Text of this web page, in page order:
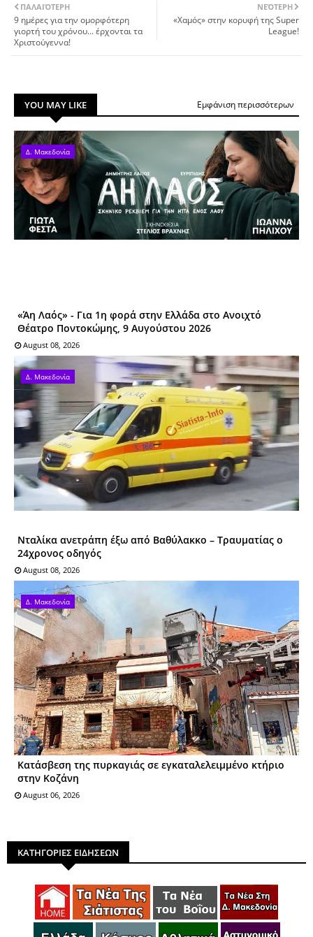
ΝΕΌΤΕΡΗ
«Χαμός» στην κορυφή της Super
League!
ΠΑΛΑΙΌΤΕΡΗ
9 ημέρες για την ομορφότερη
γιορτή του χρόνου... έρχονται τα
Χριστούγεννα!
YOU MAY LIKE Εμφάνιση περισσότερων
Δ. Μακεδονία
«Άη Λαός» - Για 1η φορά στην Ελλάδα στο Ανοιχτό
Θέατρο Ποντοκώμης, 9 Αυγούστου 2026
August 08, 2026
Δ. Μακεδονία
Νταλίκα ανετράπη έξω από Βαθύλακκο – Τραυματίας ο
24χρονος οδηγός
August 08, 2026
Δ. Μακεδονία
Kατάσβεση της πυρκαγιάς σε εγκαταλελειμμένο κτήριο
στην Κοζάνη
August 06, 2026
ΚΑΤΗΓΟΡΙΕΣ ΕΙΔΗΣΕΩΝ